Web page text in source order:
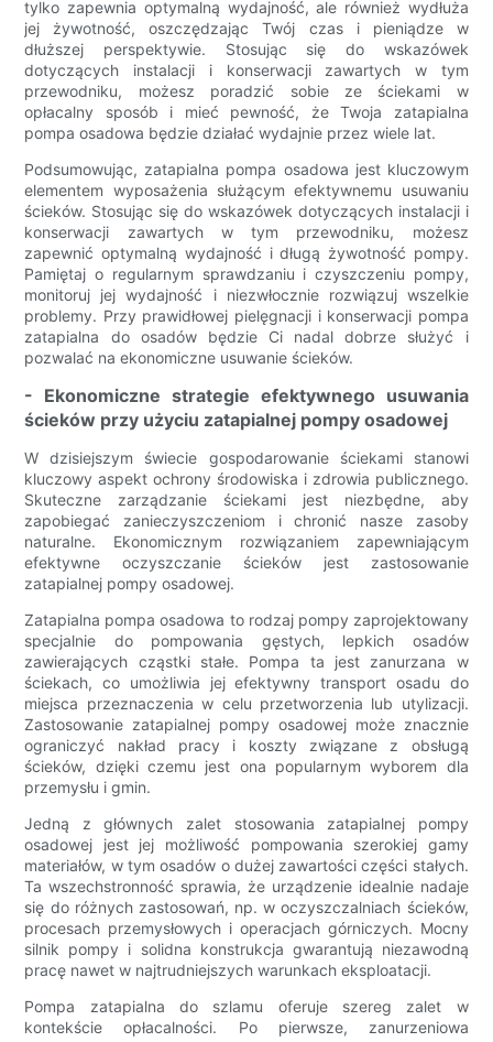
tylko zapewnia optymalną wydajność, ale również wydłuża
jej żywotność, oszczędzając Twój czas i pieniądze w
dłuższej perspektywie. Stosując się do wskazówek
dotyczących instalacji i konserwacji zawartych w tym
przewodniku, możesz poradzić sobie ze ściekami w
opłacalny sposób i mieć pewność, że Twoja zatapialna
pompa osadowa będzie działać wydajnie przez wiele lat.
Podsumowując, zatapialna pompa osadowa jest kluczowym
elementem wyposażenia służącym efektywnemu usuwaniu
ścieków. Stosując się do wskazówek dotyczących instalacji i
konserwacji zawartych w tym przewodniku, możesz
zapewnić optymalną wydajność i długą żywotność pompy.
Pamiętaj o regularnym sprawdzaniu i czyszczeniu pompy,
monitoruj jej wydajność i niezwłocznie rozwiązuj wszelkie
problemy. Przy prawidłowej pielęgnacji i konserwacji pompa
zatapialna do osadów będzie Ci nadal dobrze służyć i
pozwalać na ekonomiczne usuwanie ścieków.
- Ekonomiczne strategie efektywnego usuwania
ścieków przy użyciu zatapialnej pompy osadowej
W dzisiejszym świecie gospodarowanie ściekami stanowi
kluczowy aspekt ochrony środowiska i zdrowia publicznego.
Skuteczne zarządzanie ściekami jest niezbędne, aby
zapobiegać zanieczyszczeniom i chronić nasze zasoby
naturalne. Ekonomicznym rozwiązaniem zapewniającym
efektywne oczyszczanie ścieków jest zastosowanie
zatapialnej pompy osadowej.
Zatapialna pompa osadowa to rodzaj pompy zaprojektowany
specjalnie do pompowania gęstych, lepkich osadów
zawierających cząstki stałe. Pompa ta jest zanurzana w
ściekach, co umożliwia jej efektywny transport osadu do
miejsca przeznaczenia w celu przetworzenia lub utylizacji.
Zastosowanie zatapialnej pompy osadowej może znacznie
ograniczyć nakład pracy i koszty związane z obsługą
ścieków, dzięki czemu jest ona popularnym wyborem dla
przemysłu i gmin.
Jedną z głównych zalet stosowania zatapialnej pompy
osadowej jest jej możliwość pompowania szerokiej gamy
materiałów, w tym osadów o dużej zawartości części stałych.
Ta wszechstronność sprawia, że urządzenie idealnie nadaje
się do różnych zastosowań, np. w oczyszczalniach ścieków,
procesach przemysłowych i operacjach górniczych. Mocny
silnik pompy i solidna konstrukcja gwarantują niezawodną
pracę nawet w najtrudniejszych warunkach eksploatacji.
Pompa zatapialna do szlamu oferuje szereg zalet w
kontekście opłacalności. Po pierwsze, zanurzeniowa